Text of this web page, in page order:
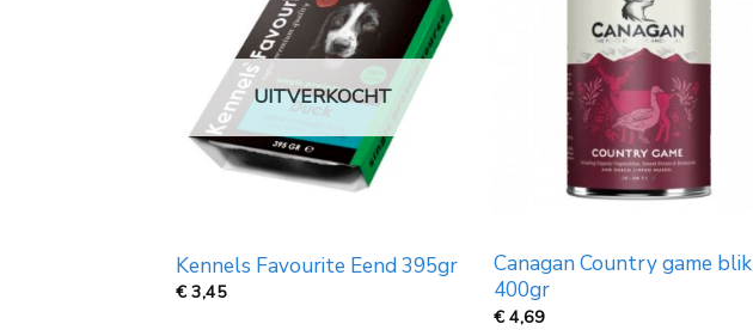
UITVERKOCHT
Kennels Favourite Eend 395gr
€ 3,45
Canagan Country game blik
400gr
€4,69